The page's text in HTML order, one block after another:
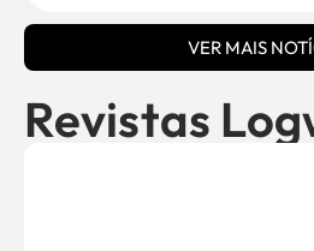
VER MAIS
Revistas